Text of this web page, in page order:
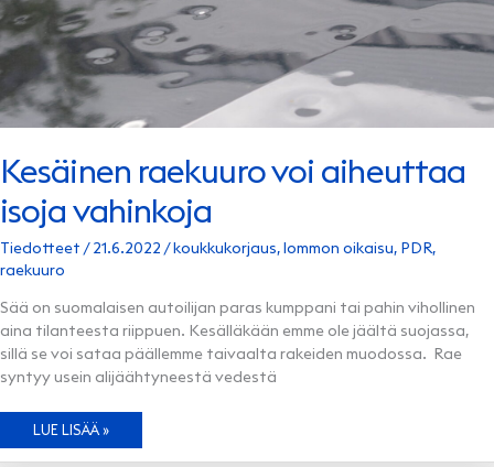
Kesäinen raekuuro voi aiheuttaa
isoja vahinkoja
Tiedotteet /21.6.2022 /koukkukorjaus,lommon oikaisu, PDR,
raekuuro
Sää on suomalaisen autoilijan paras kumppani tai pahin vihollinen
aina tilanteesta riippuen. Kesälläkään emme ole jäältä suojassa,
sillä se voi sataa päällemme taivaalta rakeiden muodossa. Rae
syntyy usein alijäähtyneestä vedestä
KESÄINEN
VOI
LUE LISÄÄ »